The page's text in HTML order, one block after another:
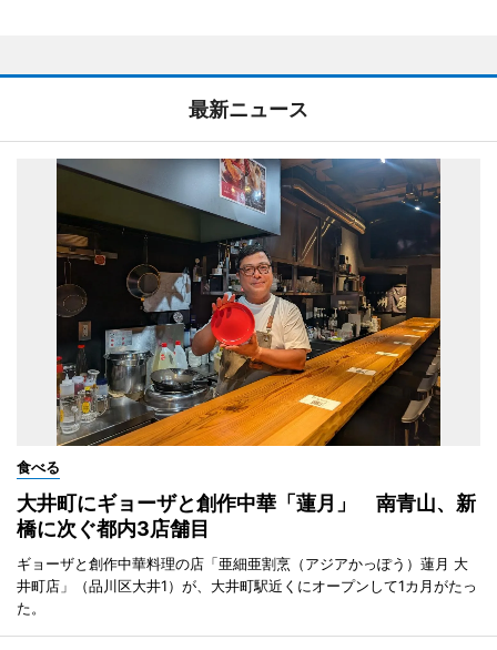
最新ニュース
食べる
大井町にギョーザと創作中華「蓮月」 南青山、新
橋に次ぐ都内3店舗目
ギョーザと創作中華料理の店「亜細亜割烹（アジアかっぽう）蓮月 大
井町店」（品川区大井1）が、大井町駅近くにオープンして1カ月がたっ
た。